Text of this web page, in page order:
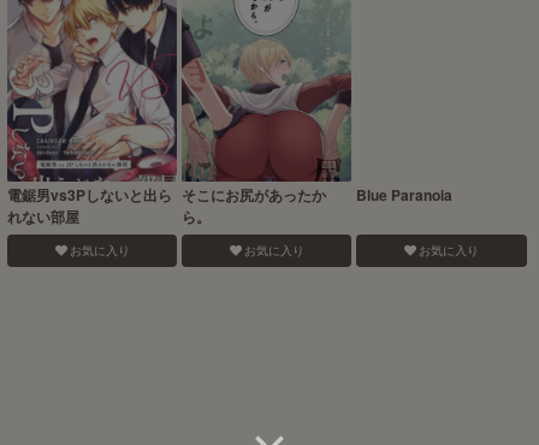
電鋸男vs3Pしないと出ら
れない部屋
お気に入り
そこにお尻があったか
ら。
お気に入り
Blue Paranoia
お気に入り